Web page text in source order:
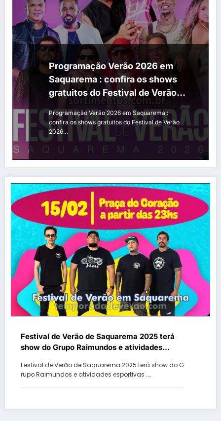
Programação Verão 2026 em
Saquarema : confira os shows
gratuitos do Festival de Verão
2026
Programação Verão 2026 em Saquarema :
confira os shows gratuitos do Festival de Verão
2026…
Festival de Verão de Saquarema 2025 terá
show do Grupo Raimundos e atividades
Festival de Verão de Saquarema 2025 terá show do G
rupo Raimundos e atividades esportivas .…